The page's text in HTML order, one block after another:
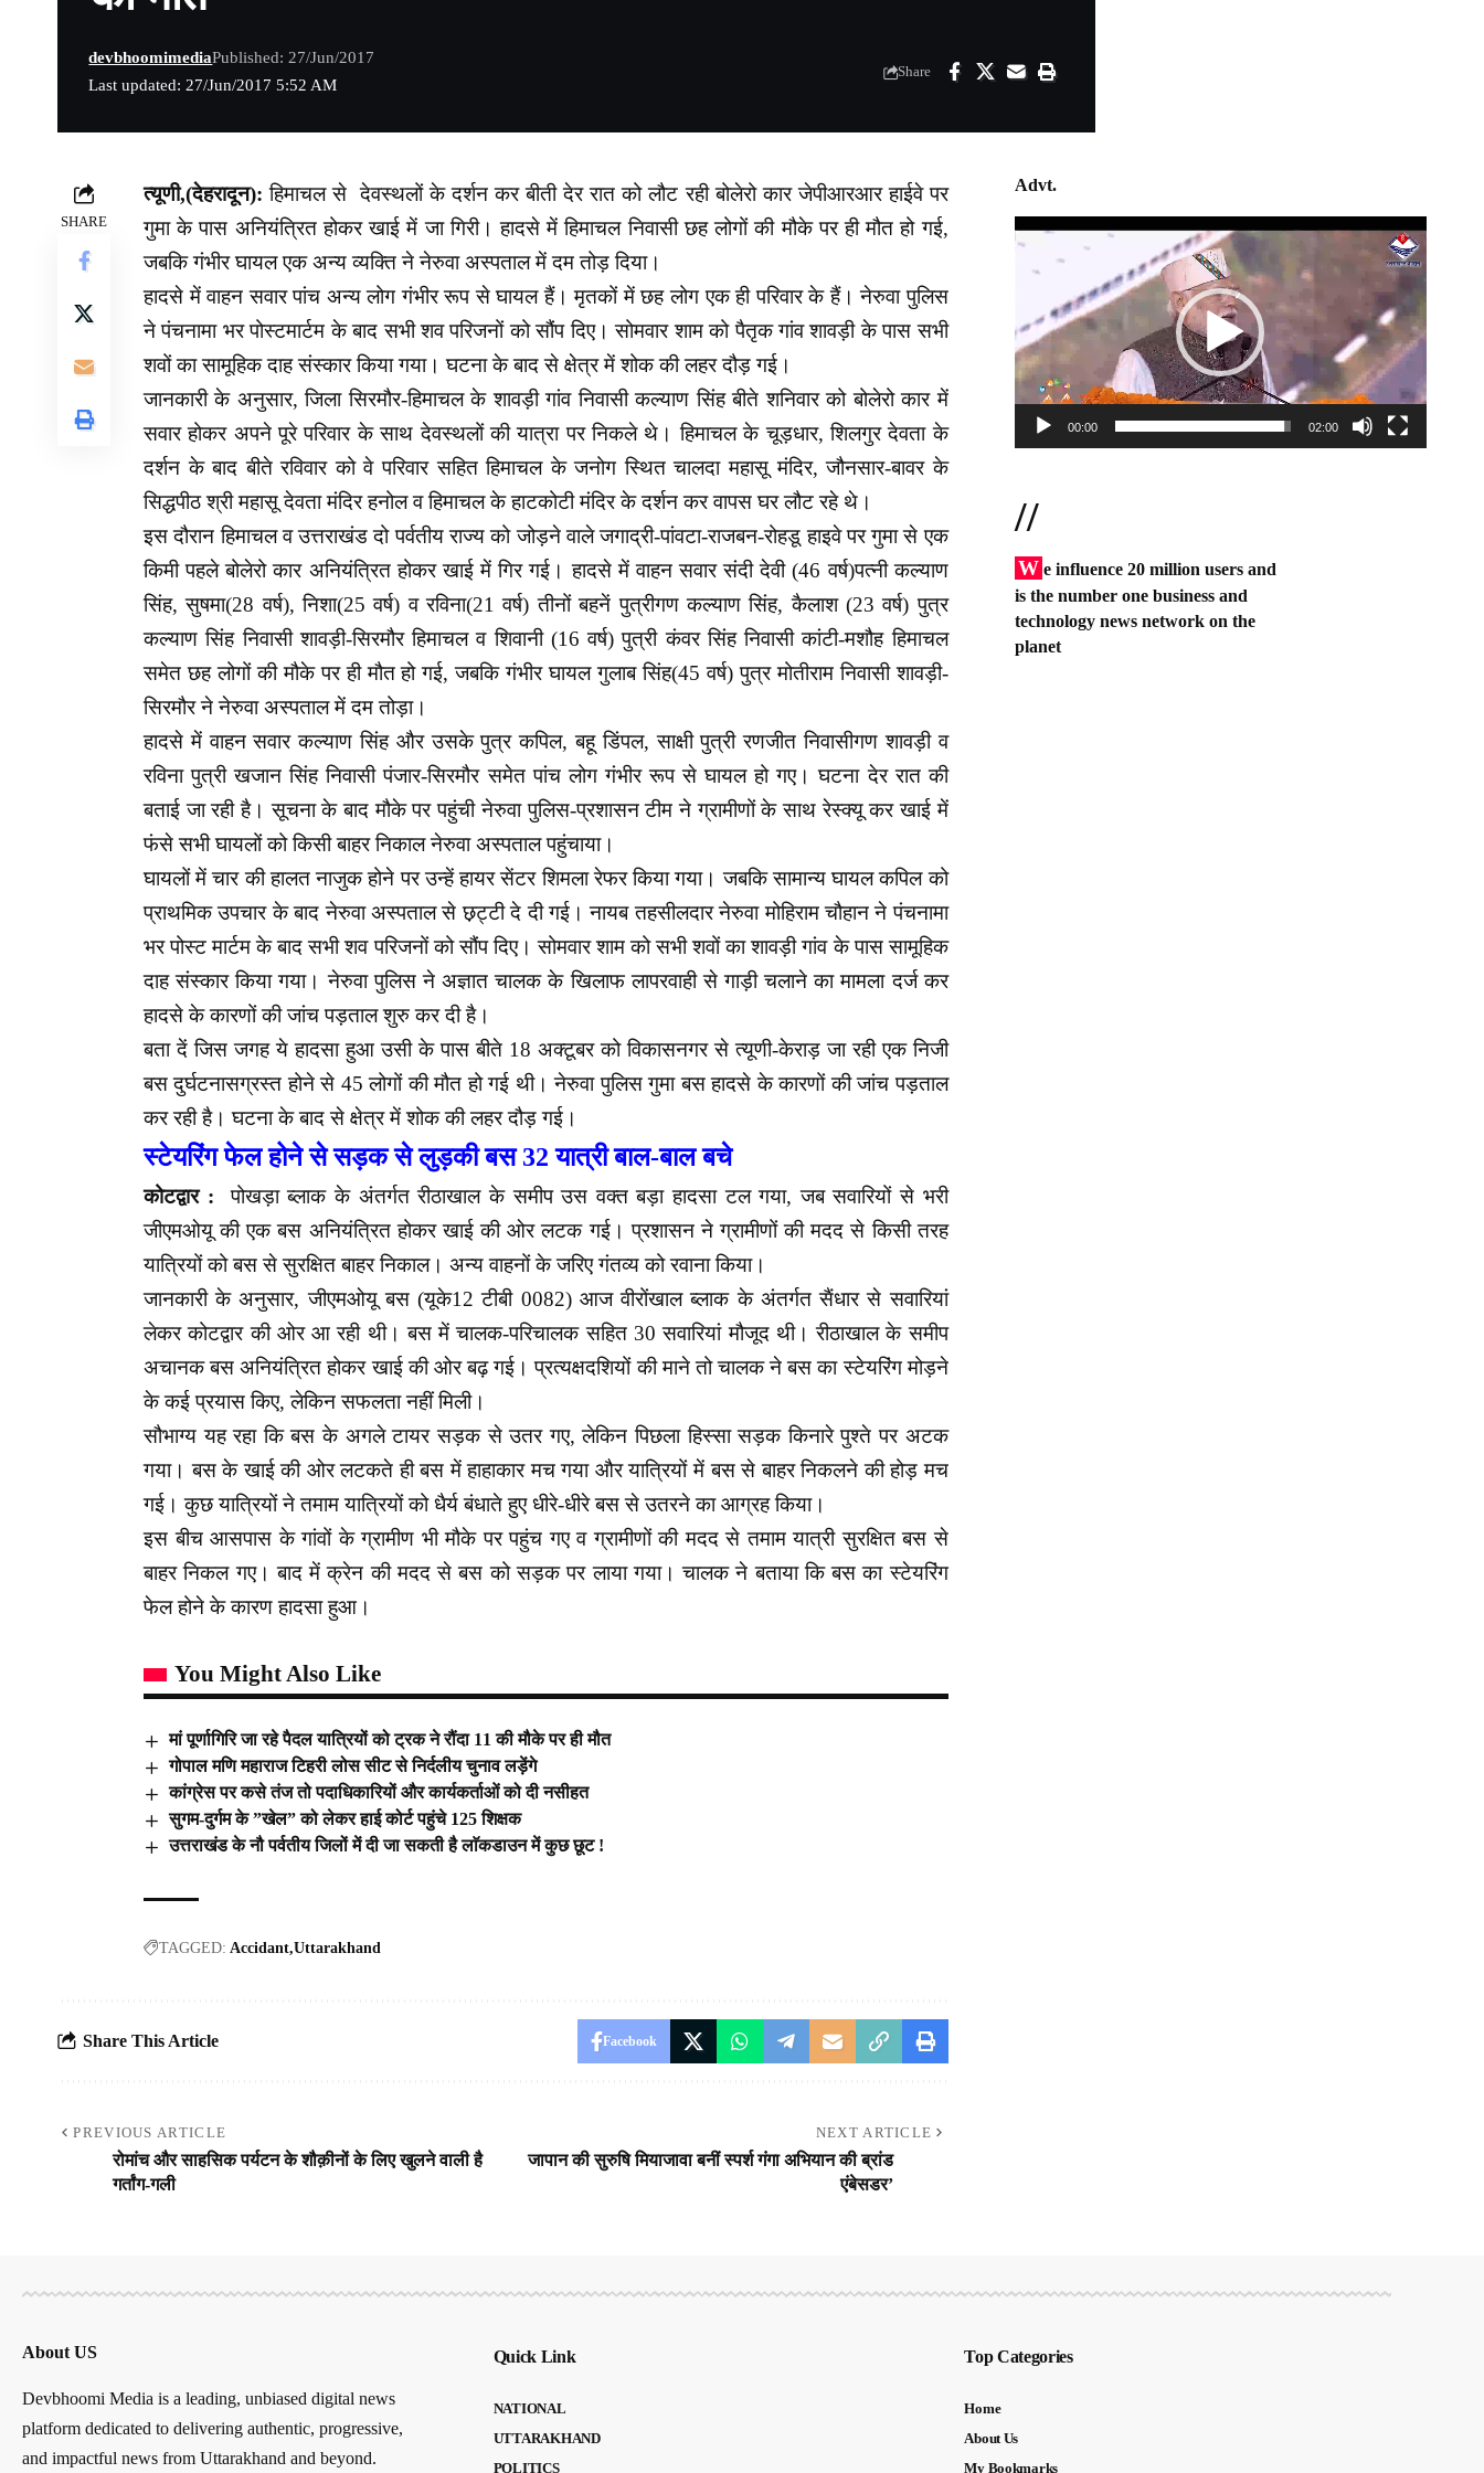
Last updated: 27/Jun/2017 5:52 AM
devbhoomimediaPublished: 27/Jun/2017
Share
SHARE
त्यूणी,(देहरादून): हिमाचल से देवस्थलों के दर्शन कर बीती देर रात को लौट रही बोलेरो कार जेपीआरआर हाईवे पर
गुमा के पास अनियंत्रित होकर खाई में जा गिरी। हादसे में हिमाचल निवासी छह लोगों की मौके पर ही मौत हो गई,
जबकि गंभीर घायल एक अन्य व्यक्ति ने नेरुवा अस्पताल में दम तोड़ दिया।
हादसे में वाहन सवार पांच अन्य लोग गंभीर रूप से घायल हैं। मृतकों में छह लोग एक ही परिवार के हैं। नेरुवा पुलिस
ने पंचनामा भर पोस्टमार्टम के बाद सभी शव परिजनों को सौंप दिए। सोमवार शाम को पैतृक गांव शावड़ी के पास सभी
शवों का सामूहिक दाह संस्कार किया गया। घटना के बाद से क्षेत्र में शोक की लहर दौड़ गई।
जानकारी के अनुसार, जिला सिरमौर-हिमाचल के शावड़ी गांव निवासी कल्याण सिंह बीते शनिवार को बोलेरो कार में
सवार होकर अपने पूरे परिवार के साथ देवस्थलों की यात्रा पर निकले थे। हिमाचल के चूड़धार, शिलगुर देवता के
दर्शन के बाद बीते रविवार को वे परिवार सहित हिमाचल के जनोग स्थित चालदा महासू मंदिर, जौनसार-बावर के
सिद्धपीठ श्री महासू देवता मंदिर हनोल व हिमाचल के हाटकोटी मंदिर के दर्शन कर वापस घर लौट रहे थे।
इस दौरान हिमाचल व उत्तराखंड दो पर्वतीय राज्य को जोड़ने वाले जगाद्री-पांवटा-राजबन-रोहडू हाइवे पर गुमा से एक
किमी पहले बोलेरो कार अनियंत्रित होकर खाई में गिर गई। हादसे में वाहन सवार संदी देवी (46 वर्ष)पत्नी कल्याण
सिंह, सुषमा(28 वर्ष), निशा(25 वर्ष) व रविना(21 वर्ष) तीनों बहनें पुत्रीगण कल्याण सिंह, कैलाश (23 वर्ष) पुत्र
कल्याण सिंह निवासी शावड़ी-सिरमौर हिमाचल व शिवानी (16 वर्ष) पुत्री कंवर सिंह निवासी कांटी-मशौह हिमाचल
समेत छह लोगों की मौके पर ही मौत हो गई, जबकि गंभीर घायल गुलाब सिंह(45 वर्ष) पुत्र मोतीराम निवासी शावड़ी-
सिरमौर ने नेरुवा अस्पताल में दम तोड़ा।
हादसे में वाहन सवार कल्याण सिंह और उसके पुत्र कपिल, बहू डिंपल, साक्षी पुत्री रणजीत निवासीगण शावड़ी व
रविना पुत्री खजान सिंह निवासी पंजार-सिरमौर समेत पांच लोग गंभीर रूप से घायल हो गए। घटना देर रात की
बताई जा रही है। सूचना के बाद मौके पर पहुंची नेरुवा पुलिस-प्रशासन टीम ने ग्रामीणों के साथ रेस्क्यू कर खाई में
फंसे सभी घायलों को किसी बाहर निकाल नेरुवा अस्पताल पहुंचाया।
घायलों में चार की हालत नाजुक होने पर उन्हें हायर सेंटर शिमला रेफर किया गया। जबकि सामान्य घायल कपिल को
प्राथमिक उपचार के बाद नेरुवा अस्पताल से छ़ट्टी दे दी गई। नायब तहसीलदार नेरुवा मोहिराम चौहान ने पंचनामा
भर पोस्ट मार्टम के बाद सभी शव परिजनों को सौंप दिए। सोमवार शाम को सभी शवों का शावड़ी गांव के पास सामूहिक
दाह संस्कार किया गया। नेरुवा पुलिस ने अज्ञात चालक के खिलाफ लापरवाही से गाड़ी चलाने का मामला दर्ज कर
हादसे के कारणों की जांच पड़ताल शुरु कर दी है।
बता दें जिस जगह ये हादसा हुआ उसी के पास बीते 18 अक्टूबर को विकासनगर से त्यूणी-केराड़ जा रही एक निजी
बस दुर्घटनासग्रस्त होने से 45 लोगों की मौत हो गई थी। नेरुवा पुलिस गुमा बस हादसे के कारणों की जांच पड़ताल
कर रही है। घटना के बाद से क्षेत्र में शोक की लहर दौड़ गई।
स्टेयरिंग फेल होने से सड़क से लुड़की बस 32 यात्री बाल-बाल बचे
कोटद्वार :पोखड़ा ब्लाक के अंतर्गत रीठाखाल के समीप उस वक्त बड़ा हादसा टल गया, जब सवारियों से भरी
जीएमओयू की एक बस अनियंत्रित होकर खाई की ओर लटक गई। प्रशासन ने ग्रामीणों की मदद से किसी तरह
यात्रियों को बस से सुरक्षित बाहर निकाल। अन्य वाहनों के जरिए गंतव्य को रवाना किया।
जानकारी के अनुसार, जीएमओयू बस (यूके12 टीबी 0082) आज वीरोंखाल ब्लाक के अंतर्गत सैंधार से सवारियां
लेकर कोटद्वार की ओर आ रही थी। बस में चालक-परिचालक सहित 30 सवारियां मौजूद थी। रीठाखाल के समीप
अचानक बस अनियंत्रित होकर खाई की ओर बढ़ गई। प्रत्यक्षदशियों की माने तो चालक ने बस का स्टेयरिंग मोड़ने
के कई प्रयास किए, लेकिन सफलता नहीं मिली।
सौभाग्य यह रहा कि बस के अगले टायर सड़क से उतर गए, लेकिन पिछला हिस्सा सड़क किनारे पुश्ते पर अटक
गया। बस के खाई की ओर लटकते ही बस में हाहाकार मच गया और यात्रियों में बस से बाहर निकलने की होड़ मच
गई। कुछ यात्रियों ने तमाम यात्रियों को धैर्य बंधाते हुए धीरे-धीरे बस से उतरने का आग्रह किया।
इस बीच आसपास के गांवों के ग्रामीण भी मौके पर पहुंच गए व ग्रामीणों की मदद से तमाम यात्री सुरक्षित बस से
बाहर निकल गए। बाद में क्रेन की मदद से बस को सड़क पर लाया गया। चालक ने बताया कि बस का स्टेयरिंग
फेल होने के कारण हादसा हुआ।
You Might Also Like
मां पूर्णागिरि जा रहे पैदल यात्रियों को ट्रक ने रौंदा 11 की मौके पर ही मौत
गोपाल मणि महाराज टिहरी लोस सीट से निर्दलीय चुनाव लड़ेंगे
कांग्रेस पर कसे तंज तो पदाधिकारियों और कार्यकर्ताओं को दी नसीहत
सुगम-दुर्गम के ”खेल” को लेकर हाई कोर्ट पहुंचे 125 शिक्षक
उत्तराखंड के नौ पर्वतीय जिलों में दी जा सकती है लाॅकडाउन में कुछ छूट !
TAGGED: Accidant Uttarakhand
Share This Article Facebook
PREVIOUS ARTICLE
रोमांच और साहसिक पर्यटन के शौक़ीनों के लिए खुलने वाली है
गर्तांग-गली
NEXT ARTICLE
जापान की सुरुषि मियाजावा बनीं स्पर्श गंगा अभियान की ब्रांड
एंबेसडर’
Advt.
Video
00:00 02:00
//
W e influence 20 million users and
is the number one business and
technology news network on the
planet
About US
Devbhoomi Media is a leading, unbiased digital news
platform dedicated to delivering authentic, progressive,
and impactful news from Uttarakhand and beyond.
Quick Link
NATIONAL
UTTARAKHAND
POLITICS
Top Categories
Home
About Us
My Bookmarks